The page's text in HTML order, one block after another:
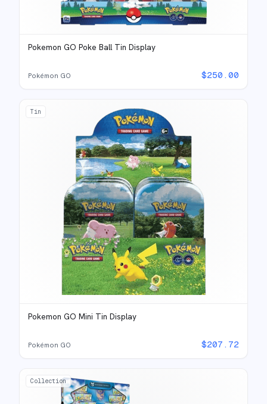
Pokemon GO Poke Ball Tin Display
Pokémon GO $250.00
Tin
Pokemon GO Mini Tin Display
Pokémon GO $207.72
Collection